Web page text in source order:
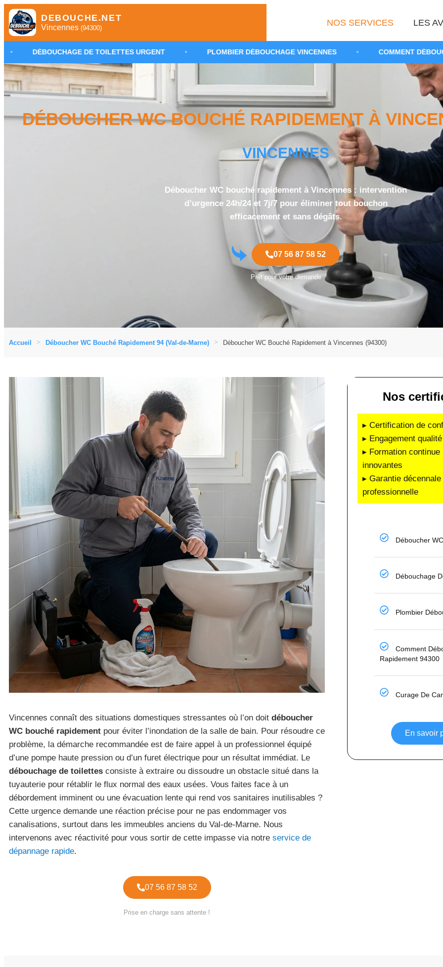
DEBOUCHE.NET
Vincennes (94300)
NOS SERVICES LES
DE TOILETTES URGENT • PLOMBIER DÉBOUCHAGE VINCENNES • COMMENT DÉBOUCHER DES WC
DÉBOUCHER WC BOUCHÉ RAPIDEMENT À
VINCENNES
Déboucher WC bouché rapidement à Vincennes : intervention
d’urgence 24h/24 et 7j/7 pour éliminer tout bouchon
efficacement et sans dégâts.
07 56 87 58 52
Prêt pour votre demande
Accueil Déboucher WC Bouché Rapidement 94 (Val-de-Marne) Déboucher WC Bouché Rapidement à Vincennes (94300)
Vincennes connaît des situations domestiques stressantes où l’on doit déboucher
WC bouché rapidement pour éviter l’inondation de la salle de bain. Pour résoudre ce
problème, la démarche recommandée est de faire appel à un professionnel équipé
d’une pompe haute pression ou d’un furet électrique pour un résultat immédiat. Le
débouchage de toilettes consiste à extraire ou dissoudre un obstacle situé dans la
tuyauterie pour rétablir le flux normal des eaux usées. Vous faites face à un
débordement imminent ou une évacuation lente qui rend vos sanitaires inutilisables ?
Cette urgence demande une réaction précise pour ne pas endommager vos
canalisations, surtout dans les immeubles anciens du Val-de-Marne. Nous
intervenons avec réactivité pour vous sortir de cette impasse via notre service de
dépannage rapide.
07 56 87 58 52
Prise en charge sans attente !
Nos
▸ Certification de
▸ Engagement
▸ Formation
innovantes
▸ Garantie
professionnelle
Déboucher
Débouchage
Plombier
Comment
Rapidement 94300
Curage De
En savoir